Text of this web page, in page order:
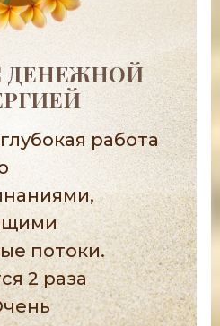
ДЕНЕЖНОЙ
работа
потоки.
2 раза